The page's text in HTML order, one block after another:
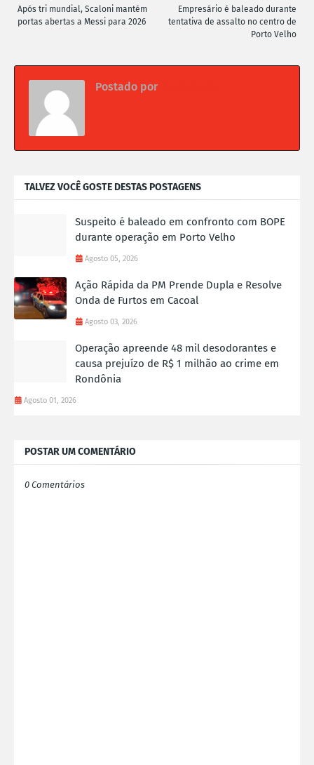
Empresário é baleado durante
tentativa de assalto no centro de
Porto Velho
Após tri mundial, Scaloni mantém
portas abertas a Messi para 2026
Postado por
TALVEZ VOCÊ GOSTE DESTAS POSTAGENS
Suspeito é baleado em confronto com BOPE
durante operação em Porto Velho
Agosto 05, 2026
Ação Rápida da PM Prende Dupla e Resolve
Onda de Furtos em Cacoal
Agosto 03, 2026
Operação apreende 48 mil desodorantes e
causa prejuízo de R$ 1 milhão ao crime em
Rondônia
Agosto 01, 2026
POSTAR UM COMENTÁRIO
0 Comentários